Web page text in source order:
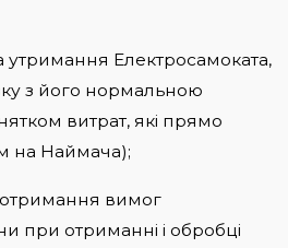
утримання Електросамоката,
з його нормальною
витрат, які прямо
на Наймача);
вимог
при отриманні і обробці